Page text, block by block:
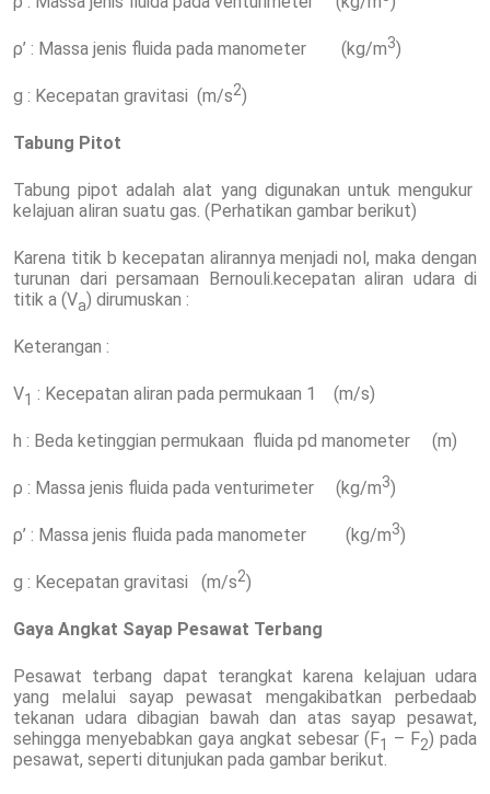
ρ’ : Massa jenis fluida pada manometer (kg/m3)
g : Kecepatan gravitasi (m/s2)
Tabung Pitot
Tabung pipot adalah alat yang digunakan untuk mengukur
kelajuan aliran suatu gas. (Perhatikan gambar berikut)
Karena titik b kecepatan alirannya menjadi nol, maka dengan
turunan dari persamaan Bernouli.kecepatan aliran udara di
titik a (Va) dirumuskan :
Keterangan :
V1 : Kecepatan aliran pada permukaan 1 (m/s)
h : Beda ketinggian permukaan fluida pd manometer (m)
ρ : Massa jenis fluida pada venturimeter (kg/m3)
ρ’ : Massa jenis fluida pada manometer (kg/m3)
g : Kecepatan gravitasi (m/s2)
Gaya Angkat Sayap Pesawat Terbang
Pesawat terbang dapat terangkat karena kelajuan udara
yang melalui sayap pewasat mengakibatkan perbedaab
tekanan udara dibagian bawah dan atas sayap pesawat,
sehingga menyebabkan gaya angkat sebesar (F1 – F2) pada
pesawat, seperti ditunjukan pada gambar berikut.